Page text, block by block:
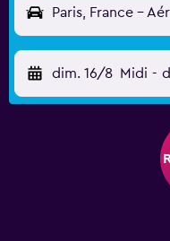
Paris, France -
dim. 16/8 Midi -